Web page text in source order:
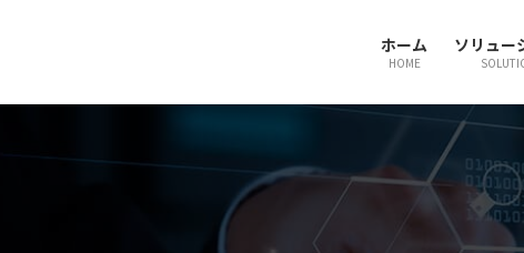
ホーム
HOME
ソリュー